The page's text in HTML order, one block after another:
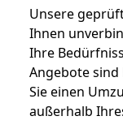
Unsere
Ihnen
Ihre
Angebote
Sie einen
außerhalb